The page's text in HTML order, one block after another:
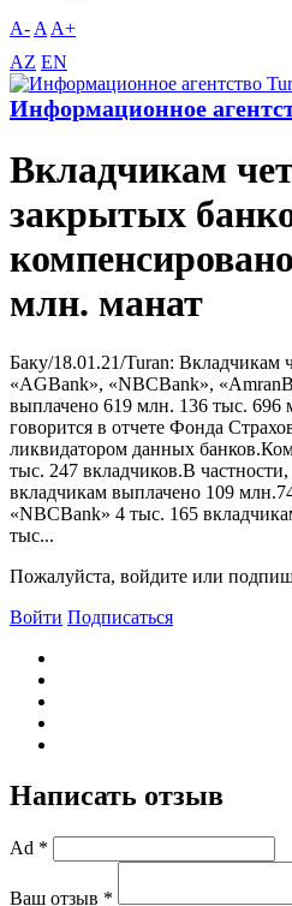
A- A A+
AZ EN
Информационное
Вкладчикам
закрытых
млн. манат
Баку/18.01.21/Turan: Вкладчикам
«AGBank», «NBCBank»,
выплачено 619 млн. 136 тыс. 696
говорится в отчете Фонда
ликвидатором данных
тыс. 247 вкладчиков.В
вкладчикам выплачено 109
«NBCBank» 4 тыс. 165
тыс...
Пожалуйста, войдите или
Войти Подписаться
Написать отзыв
Ad *
Ваш отзыв *